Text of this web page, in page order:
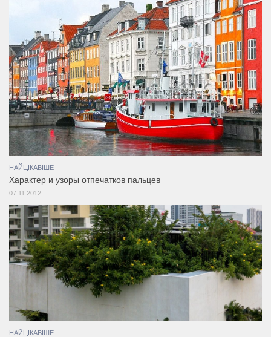
НАЙЦІКАВІШЕ
Характер и узоры отпечатков пальцев
07.11.2012
НАЙЦІКАВІШЕ